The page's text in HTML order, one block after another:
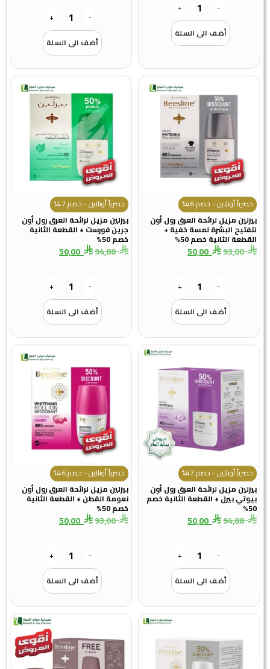
-
+
أضف الى السلة
-
+
أضف الى السلة
حصرياً أونلاين - خصم 46%
بيزلين مزيل لرائحة العرق رول أون
لتفتيح البشرة لمسة خفية +
القطعة الثانية خصم 50%
93,00
50,00
-
+
أضف الى السلة
حصرياً أونلاين - خصم 47%
بيزلين مزيل لرائحة العرق رول أون
جرين فورست + القطعة الثانية
خصم 50%
94,88
50,00
-
+
أضف الى السلة
حصرياً أونلاين - خصم 47%
بيزلين مزيل لرائحة العرق رول أون
بيوتي بيرل + القطعة الثانية خصم
50%
94,88
50,00
-
+
أضف الى السلة
حصرياً أونلاين - خصم 46%
بيزلين مزيل لرائحة العرق رول أون
نعومة القطن + القطعة الثانية
خصم 50%
93,00
50,00
-
+
أضف الى السلة